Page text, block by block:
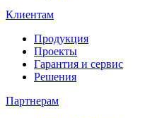
Клиентам
Продукция
Проекты
Гарантия и сервис
Решения
Партнерам